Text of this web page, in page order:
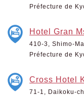
Préfecture de
Hotel Gran
410-3, Shimo-
Préfecture de
Cross Hotel
71-1, Daikoku-